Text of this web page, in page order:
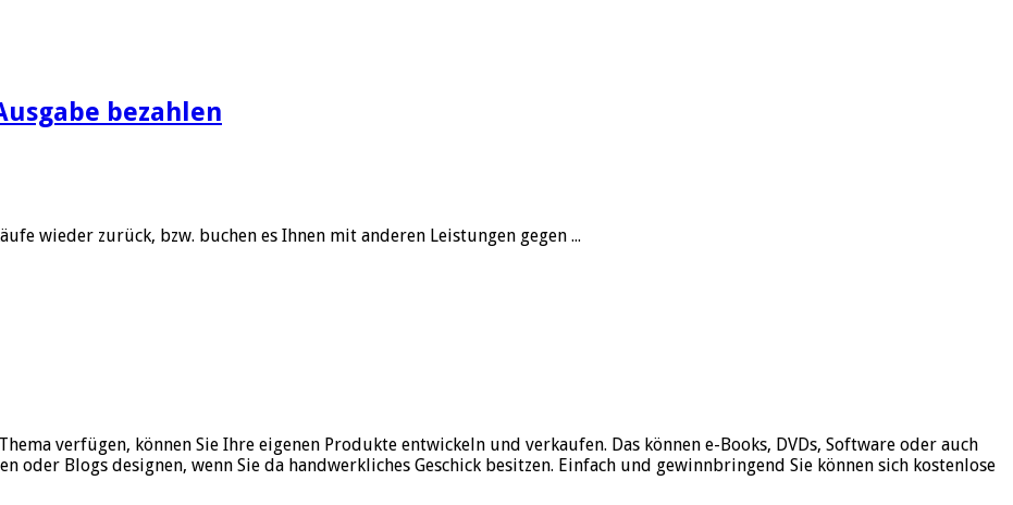
bezahlen
wieder zurück, bzw. buchen es Ihnen mit anderen Leistungen gegen ...
verfügen, können Sie Ihre eigenen Produkte entwickeln und verkaufen. Das können e-Books, DVDs, Software oder auch
oder Blogs designen, wenn Sie da handwerkliches Geschick besitzen. Einfach und gewinnbringend Sie können sich kostenlose